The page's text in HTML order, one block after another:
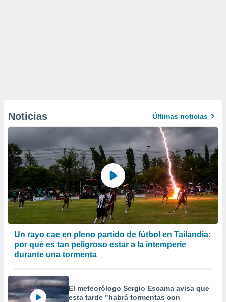
Noticias Últimas noticias
Un rayo cae en pleno partido de fútbol en Tailandia:
por qué es tan peligroso estar a la intemperie
durante una tormenta
El meteorólogo Sergio Escama avisa que
esta tarde "habrá tormentas con